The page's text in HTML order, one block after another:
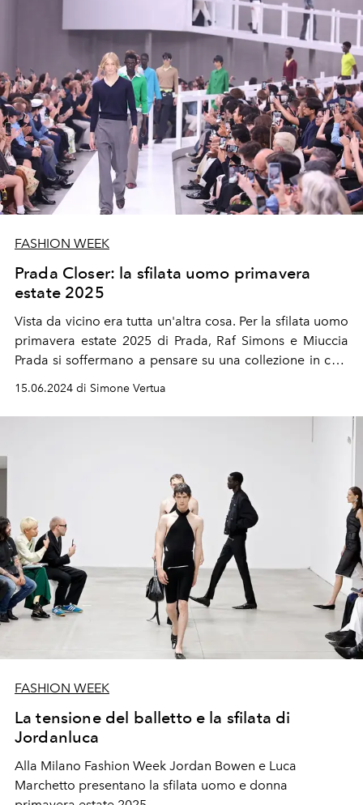
FASHION WEEK
Prada Closer: la sfilata uomo primavera
estate 2025
Vista da vicino era tutta un'altra cosa. Per la sfilata uomo
primavera estate 2025 di Prada, Raf Simons e Miuccia
Prada si soffermano a pensare su una collezione in cui i
dettagli giocano un ruolo fondamentale.
15.06.2024 di Simone Vertua
FASHION WEEK
La tensione del balletto e la sfilata di
Jordanluca
Alla Milano Fashion Week Jordan Bowen e Luca
Marchetto presentano la sfilata uomo e donna